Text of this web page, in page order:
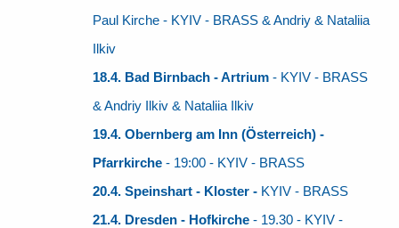
Paul Kirche - KYIV - BRASS & Andriy & Nataliia
Ilkiv
18.4. Bad Birnbach - Artrium - KYIV - BRASS
& Andriy Ilkiv & Nataliia Ilkiv
19.4. Obernberg am Inn (Österreich) -
Pfarrkirche - 19:00 - KYIV - BRASS
20.4. Speinshart - Kloster - KYIV - BRASS
21.4. Dresden - Hofkirche - 19.30 - KYIV -